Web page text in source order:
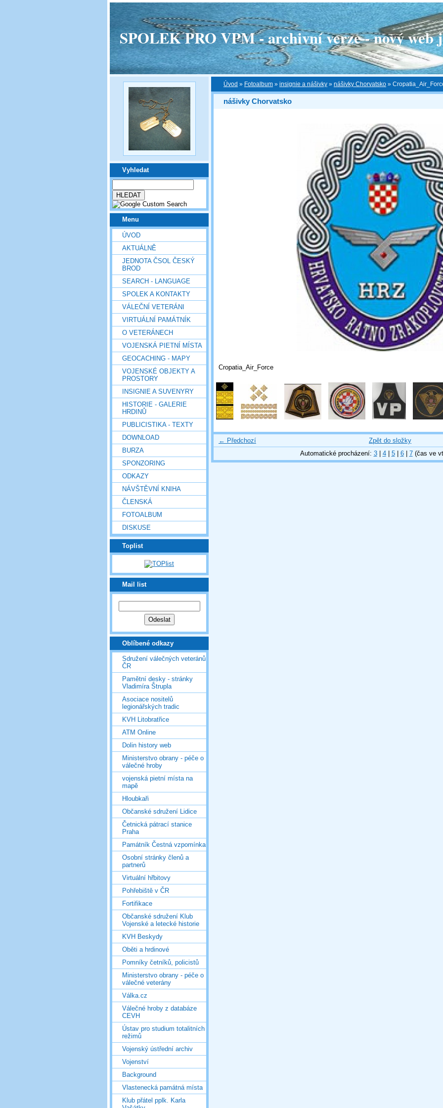
SPOLEK PRO VPM - archivní verze - nový web
Vyhledat
Menu
ÚVOD
AKTUÁLNĚ
JEDNOTA ČSOL ČESKÝ
BROD
SEARCH - LANGUAGE
SPOLEK A KONTAKTY
VÁLEČNÍ VETERÁNI
VIRTUÁLNÍ PAMÁTNÍK
O VETERÁNECH
VOJENSKÁ PIETNÍ MÍSTA
GEOCACHING - MAPY
VOJENSKÉ OBJEKTY A
PROSTORY
INSIGNIE A SUVENYRY
HISTORIE - GALERIE
HRDINŮ
PUBLICISTIKA - TEXTY
DOWNLOAD
BURZA
SPONZORING
ODKAZY
NÁVŠTĚVNÍ KNIHA
ČLENSKÁ
FOTOALBUM
DISKUSE
Toplist
Mail list
Oblíbené odkazy
Sdružení válečných veteránů
ČR
Pamětní desky - stránky
Vladimíra Štrupla
Asociace nositelů
legionářských tradic
KVH Litobratřice
ATM Online
Dolin history web
Ministerstvo obrany - péče o
válečné hroby
vojenská pietní místa na
mapě
Hloubkaři
Občanské sdružení Lidice
Četnická pátrací stanice
Praha
Památník Čestná vzpomínka
Osobní stránky členů a
partnerů
Virtuální hřbitovy
Pohřebiště v ČR
Fortifikace
Občanské sdružení Klub
Vojenské a letecké historie
KVH Beskydy
Oběti a hrdinové
Pomníky četníků, policistů
Ministerstvo obrany - péče o
válečné veterány
Válka.cz
Válečné hroby z databáze
CEVH
Ústav pro studium totalitních
režimů
Vojenský ústřední archiv
Vojenství
Background
Vlastenecká památná místa
Klub přátel pplk. Karla
Úvod » Fotoalbum » insignie a nášivky » nášivky Chorvatsko »
nášivky Chorvatsko
Cropatia_Air_Force
← Předchozí
Zpět do složky
Automatické procházení: 3| 4| 5| 6| 7(čas ve